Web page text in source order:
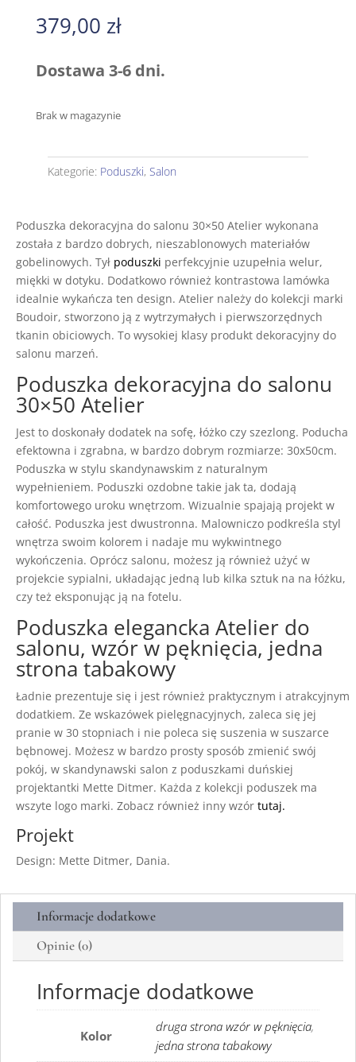
379,00 zł
Dostawa 3-6 dni.
Brak w magazynie
Kategorie: Poduszki, Salon
Poduszka dekoracyjna do salonu 30×50 Atelier wykonana
została z bardzo dobrych, nieszablonowych materiałów
gobelinowych. Tył poduszki perfekcyjnie uzupełnia welur,
miękki w dotyku. Dodatkowo również kontrastowa lamówka
idealnie wykańcza ten design. Atelier należy do kolekcji marki
Boudoir, stworzono ją z wytrzymałych i pierwszorzędnych
tkanin obiciowych. To wysokiej klasy produkt dekoracyjny do
salonu marzeń.
Poduszka dekoracyjna do salonu
30×50 Atelier
Jest to doskonały dodatek na sofę, łóżko czy szezlong. Poducha
efektowna i zgrabna, w bardzo dobrym rozmiarze: 30x50cm.
Poduszka w stylu skandynawskim z naturalnym
wypełnieniem. Poduszki ozdobne takie jak ta, dodają
komfortowego uroku wnętrzom. Wizualnie spajają projekt w
całość. Poduszka jest dwustronna. Malowniczo podkreśla styl
wnętrza swoim kolorem i nadaje mu wykwintnego
wykończenia. Oprócz salonu, możesz ją również użyć w
projekcie sypialni, układając jedną lub kilka sztuk na na łóżku,
czy też eksponując ją na fotelu.
Poduszka elegancka Atelier do
salonu, wzór w pęknięcia, jedna
strona tabakowy
Ładnie prezentuje się i jest również praktycznym i atrakcyjnym
dodatkiem. Ze wskazówek pielęgnacyjnych, zaleca się jej
pranie w 30 stopniach i nie poleca się suszenia w suszarce
bębnowej. Możesz w bardzo prosty sposób zmienić swój
pokój, w skandynawski salon z poduszkami duńskiej
projektantki Mette Ditmer. Każda z kolekcji poduszek ma
wszyte logo marki. Zobacz również inny wzór tutaj.
Projekt
Design: Mette Ditmer, Dania.
Informacje dodatkowe
Opinie (0)
Informacje dodatkowe
Kolor
druga strona wzór w pęknięcia,
jedna strona tabakowy